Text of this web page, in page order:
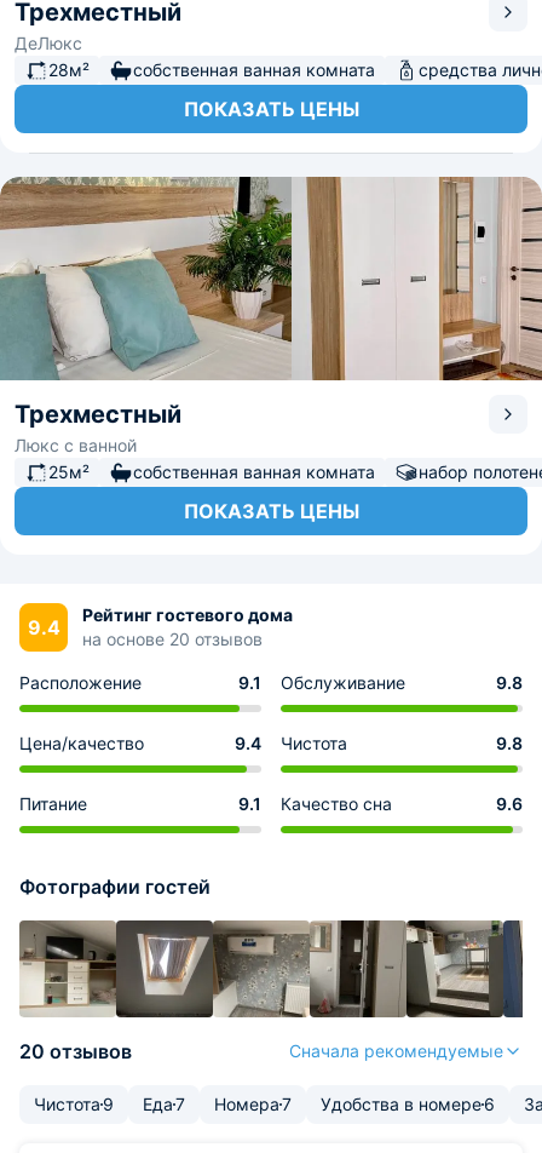
Трехместный
ДеЛюкс
28м²
собственная ванная комната средства
ПОКАЗАТЬ ЦЕНЫ
Трехместный
Люкс с ванной
25м²
собственная ванная комната набор
ПОКАЗАТЬ ЦЕНЫ
9.4
Рейтинг гостевого дома
на основе 20 отзывов
Расположение 9.1 Обслуживание 9.8
Цена/качество 9.4 Чистота 9.8
Питание 9.1 Качество сна 9.6
Фотографии гостей
20 отзывов Сначала рекомендуемые
Чистота 9 Еда7 Номера7 Удобства в номере6